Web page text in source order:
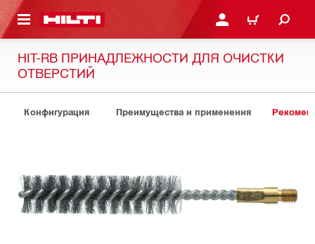
КОНТЕНТУ ВОЙДИТЕ В СВОЮ
КОРЗИНА
HIT-RB ПРИНАДЛЕЖНОСТИ ДЛЯ ОЧИСТКИ
ОТВЕРСТИЙ
Конфигурация Преимущества и применения